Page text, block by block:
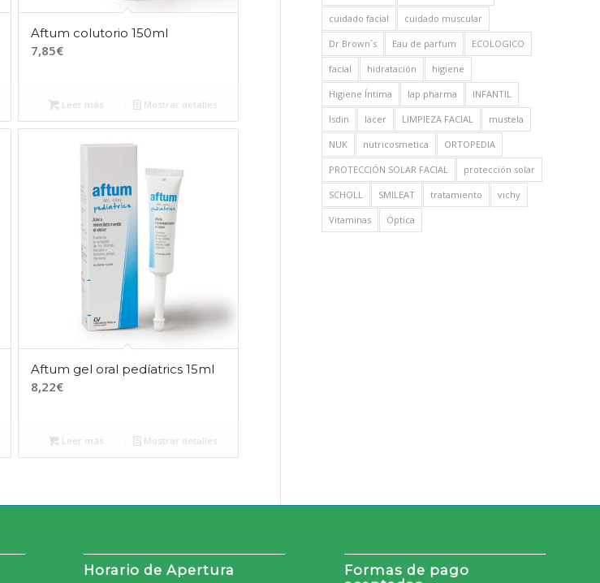
Aftum colutorio 150ml
7,85€
Leer más Mostrar detalles
Aftum gel oral pedíatrics 15ml
8,22€
Leer más Mostrar detalles
cuidado facial cuidado muscular
Dr Brown´s Eau de parfum ECOLOGICO
facial hidratación higiene
Higiene Íntima Iap pharma INFANTIL
Isdin lacer LIMPIEZA FACIAL mustela
NUK nutricosmetica ORTOPEDIA
PROTECCIÓN SOLAR FACIAL protección solar
SCHOLL SMILEAT tratamiento vichy
Vitaminas Óptica
Horario de Apertura
Formas de pago